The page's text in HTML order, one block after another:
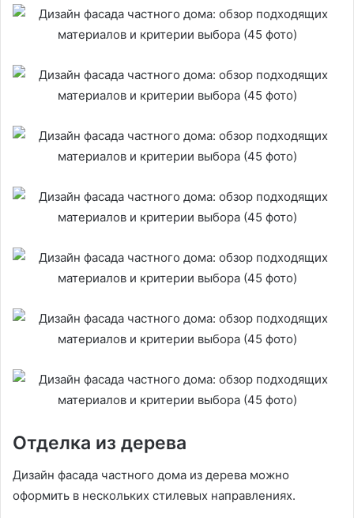
Отделка из дерева
Дизайн фасада частного дома из дерева можно
оформить в нескольких стилевых направлениях.